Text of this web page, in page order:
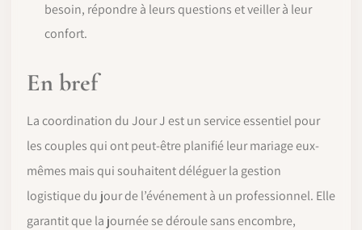
besoin, répondre à leurs questions et veiller à leur
confort.
En bref
La coordination du Jour J est un service essentiel pour
les couples qui ont peut-être planifié leur mariage eux-
mêmes mais qui souhaitent déléguer la gestion
logistique du jour de l’événement à un professionnel. Elle
garantit que la journée se déroule sans encombre,